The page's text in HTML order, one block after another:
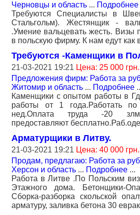
Черновцы и область ... Подробнее
Требуются Специалисты в
Стальгольм). Жестянщик -
.Умение вальцевать жесть. Визы
в польскую фирму. К нам едут как
Требуются -Каменщики в
21-03-2021 19:21 Цена: 25 000
Предложения фирм: Работа за
Житомир и область ... Подробнее
Каменщики с опытом работы в
работы от 1 года.Работать
нед.Оплата труда -20
предоставляют
Арматурщики в Литву.
21-03-2021 19:21 Цена: 40 000
Продам, предлагаю: Работа за
Херсон и область ... Подробнее ...
Работа в Литве .По Польским
Этажного дома. Бетонщики-
Сборка-разборка скольской
арматуру, заливка бетона 30